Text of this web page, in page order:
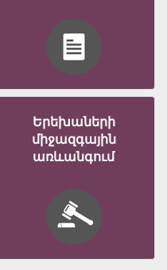
Երեխաների
միջազգային
առևանգում